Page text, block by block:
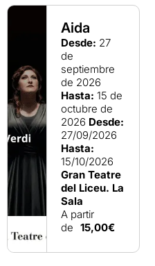
Aida
Desde: 27
de
septiembre
de 2026
Hasta: 15 de
octubre de
2026 Desde:
27/09/2026
Hasta:
15/10/2026
Gran Teatre
del Liceu. La
Sala
A partir
de 15,00€